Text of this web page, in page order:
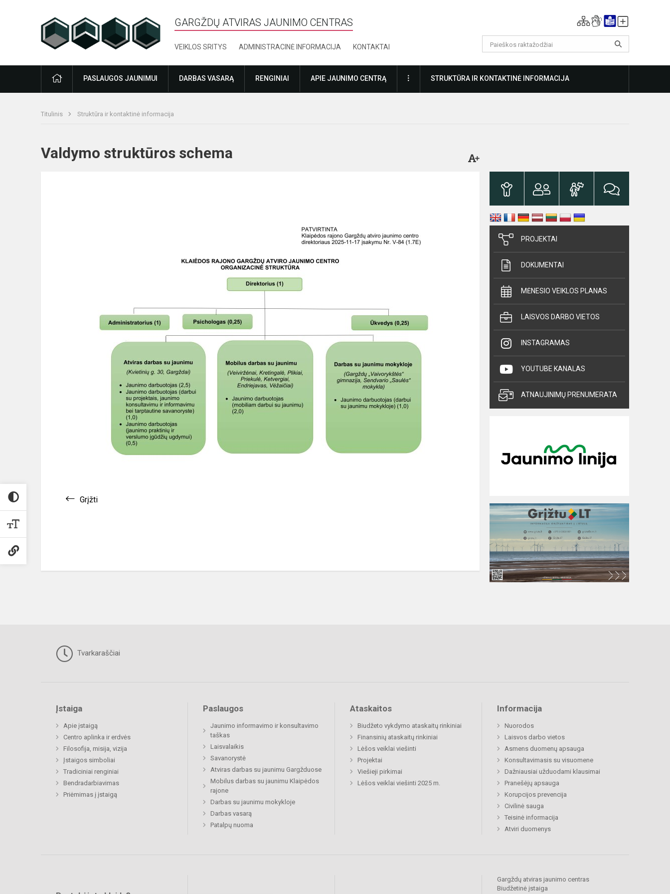
GARGŽDŲ ATVIRAS JAUNIMO CENTRAS
VEIKLOS SRITYS ADMINISTRACINĖ INFORMACIJA KONTAKTAI
PRADŽIAPASLAUGOS JAUNIMUI DARBAS VASARĄ RENGINIAI APIE JAUNIMO CENTRĄ DAUGIAUSTRUKTŪRA IR KONTAKTINĖ INFORMACIJA
Titulinis Struktūra ir kontaktinė informacija
Valdymo struktūros schema
Grįžti
PROJEKTAI
DOKUMENTAI
MĖNESIO VEIKLOS PLANAS
LAISVOS DARBO VIETOS
INSTAGRAMAS
YOUTUBE KANALAS
ATNAUJINIMŲ PRENUMERATA
Tvarkaraščiai
Įstaiga
Apie įstaigą
Centro aplinka ir erdvės
Filosofija, misija, vizija
Įstaigos simboliai
Tradiciniai renginiai
Bendradarbiavimas
Priėmimas į įstaigą
Paslaugos
Jaunimo informavimo ir konsultavimo
taškas
Laisvalaikis
Savanorystė
Atviras darbas su jaunimu Gargžduose
Mobilus darbas su jaunimu Klaipėdos
rajone
Darbas su jaunimu mokykloje
Darbas vasarą
Patalpų nuoma
Ataskaitos
Biudžeto vykdymo ataskaitų rinkiniai
Finansinių ataskaitų rinkiniai
Lėšos veiklai viešinti
Projektai
Viešieji pirkimai
Lėšos veiklai viešinti 2025 m.
Informacija
Nuorodos
Laisvos darbo vietos
Asmens duomenų apsauga
Konsultavimasis su visuomene
Dažniausiai užduodami klausimai
Pranešėjų apsauga
Korupcijos prevencija
Civilinė sauga
Teisinė informacija
Atviri duomenys
Gargždų atviras jaunimo centras
Biudžetinė įstaiga